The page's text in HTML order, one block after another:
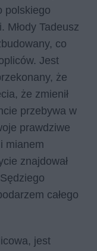
polskiego
Młody Tadeusz
co
Jest
że
że zmienił
przebywa w
prawdziwe
mianem
znajdował
całego
jest